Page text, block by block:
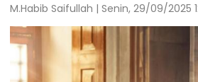
M.Habib Saifullah | Senin, 29/09/2025